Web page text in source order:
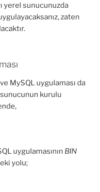
yerel sunucunuzda
zaten
MySQL uygulaması da
sunucunun kurulu
uygulamasının BIN
yolu;